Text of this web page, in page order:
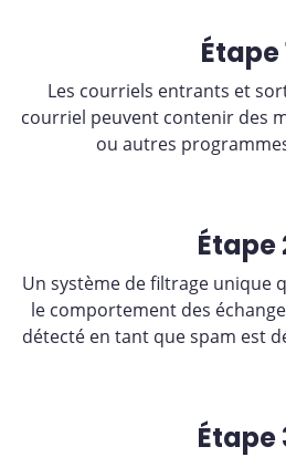
Étape
Les courriels entrants et
courriel peuvent contenir des
ou autres
Étape
Un système de filtrage unique
le comportement des
détecté en tant que spam est
Étape